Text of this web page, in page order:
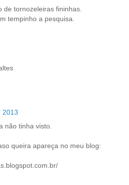
de tornozeleiras fininhas.
tempinho a pesquisa.
2013
não tinha visto.
queira apareça no meu blog: